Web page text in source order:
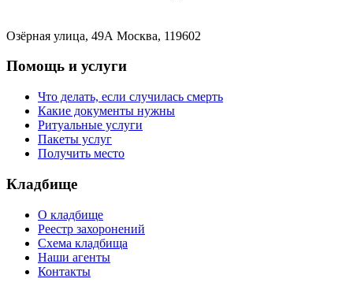
Озёрная улица, 49А Москва, 119602
Помощь и услуги
Что делать, если случилась смерть
Какие документы нужны
Ритуальные услуги
Пакеты услуг
Получить место
Кладбище
О кладбище
Реестр захоронений
Схема кладбища
Наши агенты
Контакты